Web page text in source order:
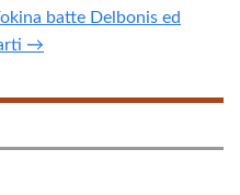
batte Delbonis ed
→